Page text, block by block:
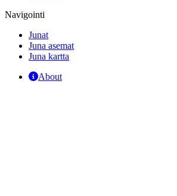
Navigointi
Junat
Juna asemat
Juna kartta
About